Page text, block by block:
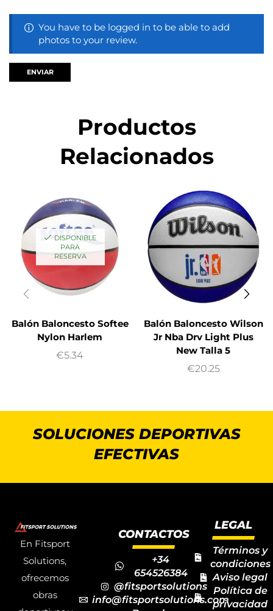
You have to be logged in to be able to add
photos to your review.
Productos
Relacionados
DISPONIBLE
PARA
RESERVA
Balón Baloncesto Softee
Nylon Harlem
€5.34
Balón Baloncesto Wilson
Jr Nba Drv Light Plus
New Talla 5
€20.25
SOLUCIONES DEPORTIVAS
EFECTIVAS
En Fitsport
Solutions,
ofrecemos
obras
CONTACTOS
+34
654526384
@fitsportsolutions
info@fitsportsolutions.com
LEGAL
Términos y
condiciones
Aviso legal
Política de
privacidad